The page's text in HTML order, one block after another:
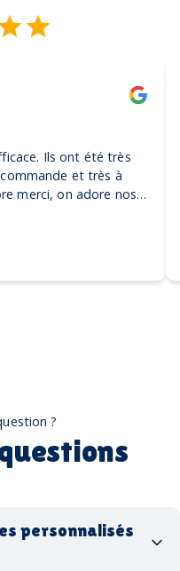
Ils ont été très
et très à
merci, on adore nos
?
personnalisés